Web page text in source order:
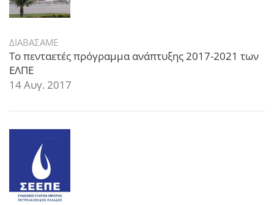
ΔΙΑΒΑΣΑΜΕ
Το πενταετές πρόγραμμα ανάπτυξης 2017-2021 των
ΕΛΠΕ
14 Αυγ. 2017